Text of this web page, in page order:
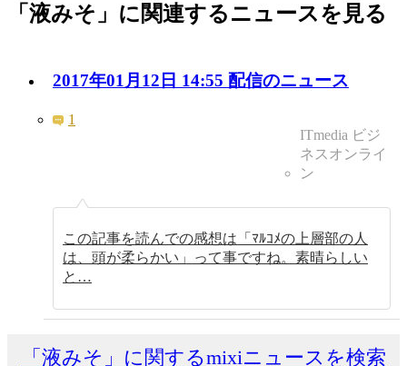
「液みそ」に関連するニュースを見る
2017年01月12日 14:55 配信のニュース
1
ITmedia ビジ
ネスオンライ
ン
この記事を読んでの感想は「ﾏﾙｺﾒの上層部の人
は、頭が柔らかい」って事ですね。素晴らしい
と…
「液みそ」に関するmixiニュースを検索